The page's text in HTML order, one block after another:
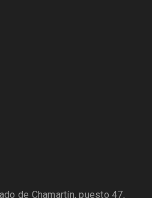
de Chamartín, puesto 47,